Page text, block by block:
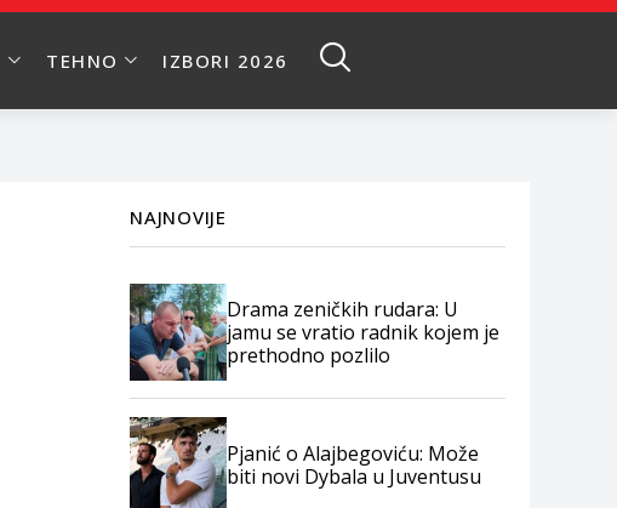
TEHNO IZBORI 2026
NAJNOVIJE
Drama zeničkih rudara: U
jamu se vratio radnik kojem je
prethodno pozlilo
Pjanić o Alajbegoviću: Može
biti novi Dybala u Juventusu